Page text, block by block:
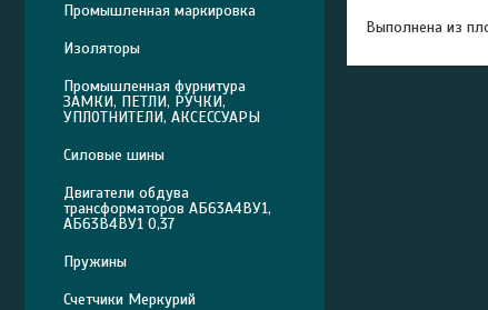
Выполнена из
Промышленная маркировка
Изоляторы
Промышленная фурнитура
ЗАМКИ, ПЕТЛИ, РУЧКИ,
УПЛОТНИТЕЛИ, АКСЕССУАРЫ
Силовые шины
Двигатели обдува
трансформаторов АБ63А4ВУ1,
АБ63В4ВУ1 0,37
Пружины
Счетчики Меркурий